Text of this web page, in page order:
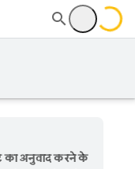
का अनुवाद करने के